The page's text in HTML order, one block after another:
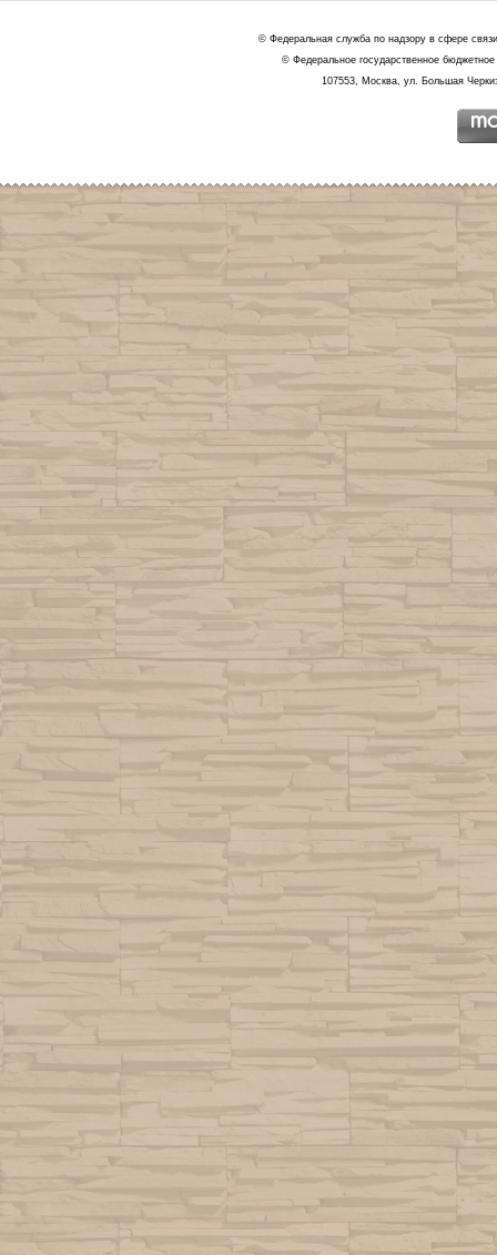
© Федеральная служба по надзору в сфере
© Федеральное государственное
107553, Москва, ул. Большая